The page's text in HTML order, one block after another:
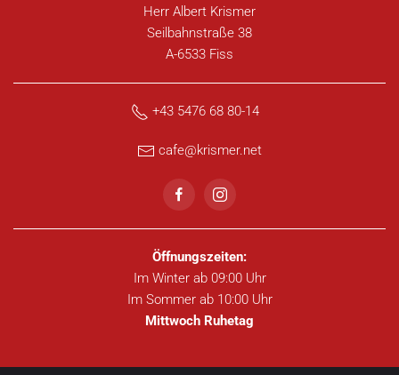
Herr Albert Krismer
Seilbahnstraße 38
A-6533 Fiss
+43 5476 68 80-14
cafe@krismer.net
Öffnungszeiten:
Im Winter ab 09:00 Uhr
Im Sommer ab 10:00 Uhr
Mittwoch Ruhetag